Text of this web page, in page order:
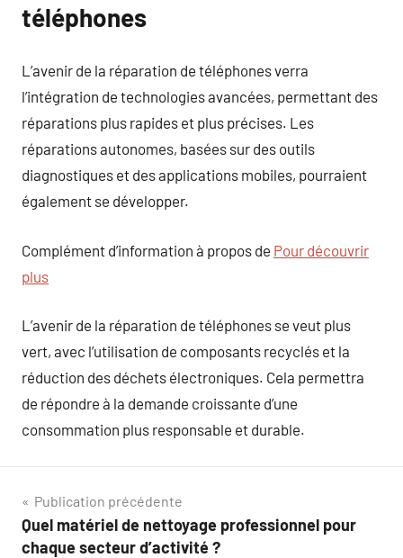
téléphones
L’avenir de la réparation de téléphones verra
l’intégration de technologies avancées, permettant des
réparations plus rapides et plus précises. Les
réparations autonomes, basées sur des outils
diagnostiques et des applications mobiles, pourraient
également se développer.
Complément d’information à propos de Pour découvrir
plus
L’avenir de la réparation de téléphones se veut plus
vert, avec l’utilisation de composants recyclés et la
réduction des déchets électroniques. Cela permettra
de répondre à la demande croissante d’une
consommation plus responsable et durable.
Navigation
de
Publication précédente
Quel matériel de nettoyage professionnel pour
chaque secteur d’activité ?